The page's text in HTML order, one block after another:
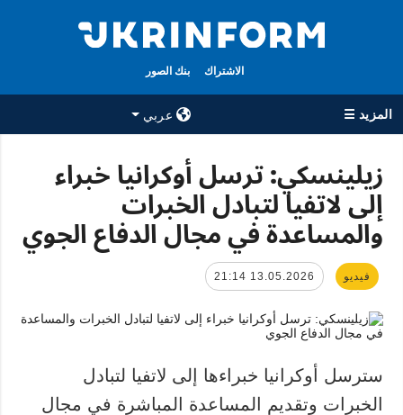
الاشتراك بنك الصور
المزيد ☰
عربي
جميع الأقسام
اقتصاد
تعافي أوكرانيا
مجتمع
الدفاع
رياضة
الوكالة
معلومات عن
الوكالة
وحماية البيانات
زيلينسكي: ترسل أوكرانيا خبراء
إلى لاتفيا لتبادل الخبرات
والمساعدة في مجال الدفاع الجوي
فيديو 13.05.2026 21:14
سترسل أوكرانيا خبراءها إلى لاتفيا لتبادل
الخبرات وتقديم المساعدة المباشرة في مجال